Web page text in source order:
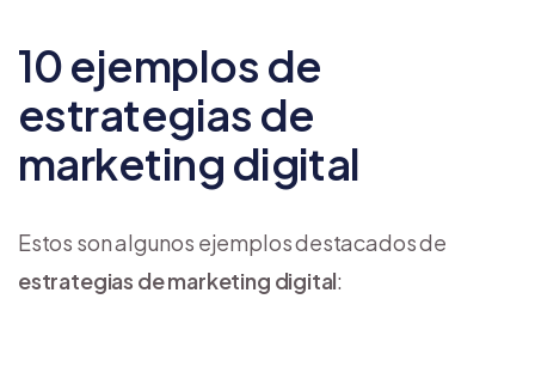
10 ejemplos de
estrategias de
marketing digital
Estos son algunos ejemplos destacados de
estrategias de marketing digital: